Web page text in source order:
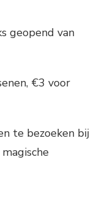
geopend van
€3 voor
te bezoeken bij